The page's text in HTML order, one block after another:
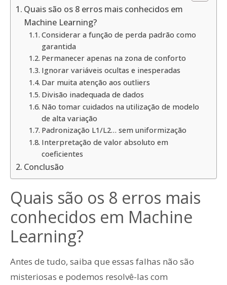
Quais são os 8 erros mais conhecidos em
Machine Learning?
Considerar a função de perda padrão como
garantida
Permanecer apenas na zona de conforto
Ignorar variáveis ocultas e inesperadas
Dar muita atenção aos outliers
Divisão inadequada de dados
Não tomar cuidados na utilização de modelo
de alta variação
Padronização L1/L2… sem uniformização
Interpretação de valor absoluto em
coeficientes
Conclusão
Quais são os 8 erros mais
conhecidos em Machine
Learning?
Antes de tudo, saiba que essas falhas não são
misteriosas e podemos resolvê-las com